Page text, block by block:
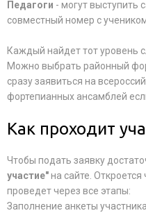
Педагоги - могут выступить
совместный номер с
Каждый найдет тот уровень
Можно выбрать районный
сразу заявиться на
фортепианных ансамблей
Как проходит
Чтобы подать заявку
участие"на сайте.
проведет через все этапы:
Заполнение анкеты